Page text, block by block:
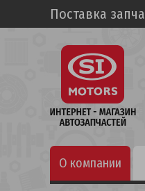
Поставка
О компании